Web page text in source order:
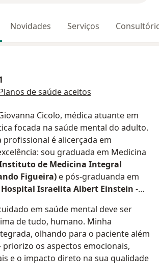
Novidades Serviços
de saúde aceitos
Cicolo, médica atuante em
focada na saúde mental do adulto.
é alicerçada em
sou graduada em Medicina
de Medicina Integral
Figueira) e pós-graduanda em
Hospital Israelita Albert Einstein -
em saúde mental deve ser
de tudo, humano. Minha
olhando para o paciente além
os aspectos emocionais,
e o impacto direto na sua qualidade